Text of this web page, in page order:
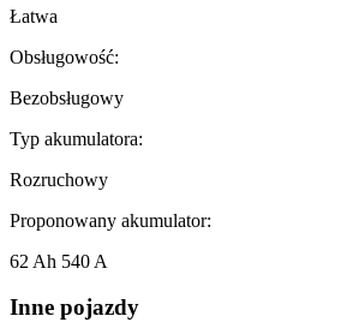
Łatwa
Obsługowość:
Bezobsługowy
Typ akumulatora:
Rozruchowy
Proponowany akumulator:
62 Ah 540 A
Inne pojazdy